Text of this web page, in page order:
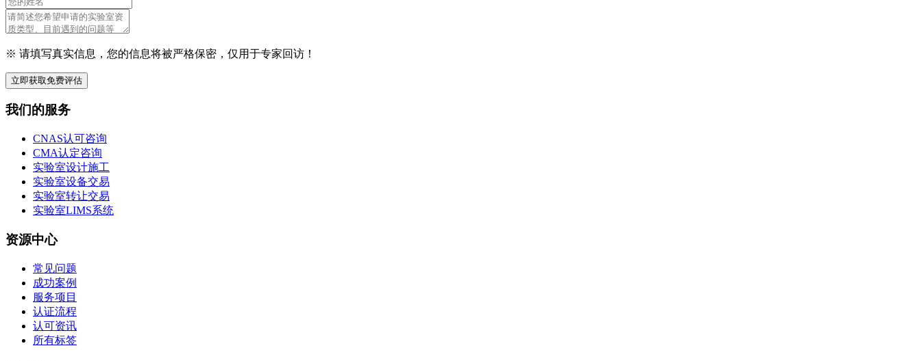
※ 请填写真实信息，您的信息将被严格保密，仅用于专家回访！
立即获取免费评估
我们的服务
CNAS认可咨询
CMA认定咨询
实验室设计施工
实验室设备交易
实验室转让交易
实验室LIMS系统
资源中心
常见问题
成功案例
服务项目
认证流程
认可资讯
所有标签